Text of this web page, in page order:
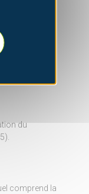
du
comprend la